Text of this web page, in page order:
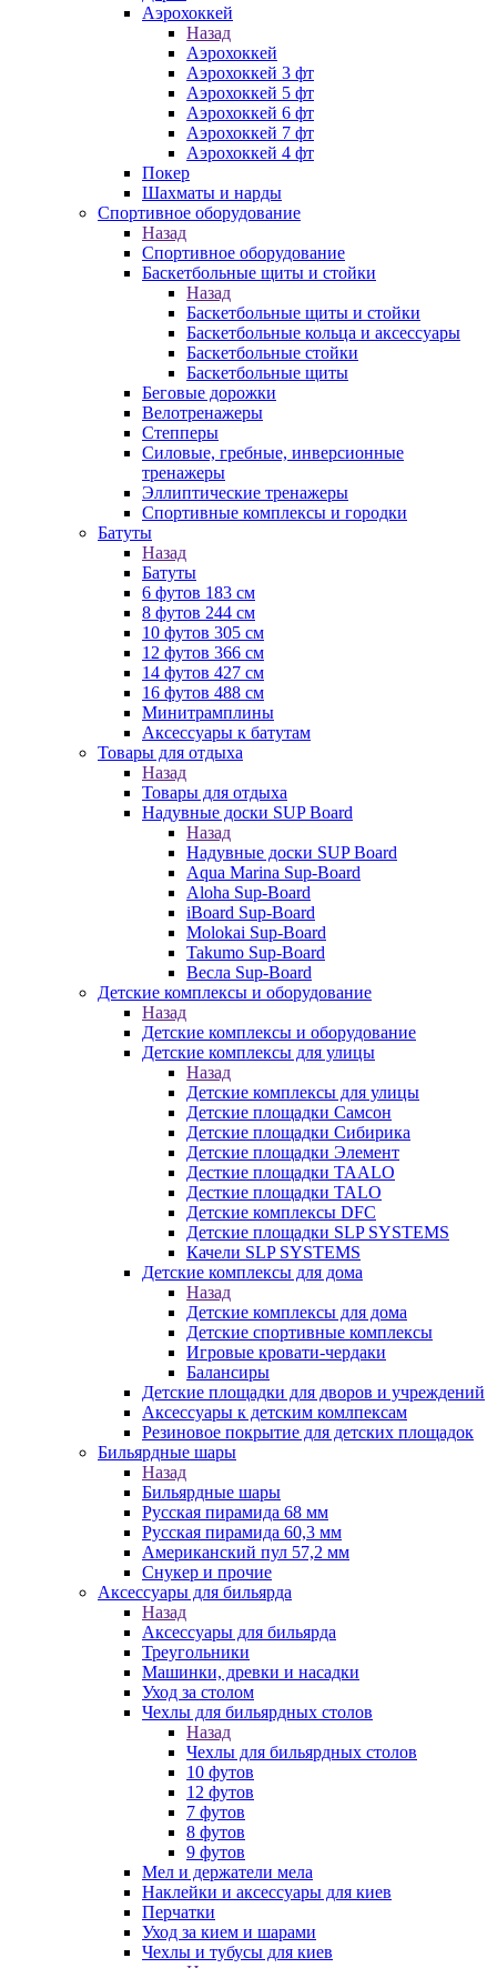
Аэрохоккей
Назад
Аэрохоккей
Аэрохоккей 3 фт
Аэрохоккей 5 фт
Аэрохоккей 6 фт
Аэрохоккей 7 фт
Аэрохоккей 4 фт
Покер
Шахматы и нарды
Спортивное оборудование
Назад
Спортивное оборудование
Баскетбольные щиты и стойки
Назад
Баскетбольные щиты и стойки
Баскетбольные кольца и аксессуары
Баскетбольные стойки
Баскетбольные щиты
Беговые дорожки
Велотренажеры
Степперы
Силовые, гребные, инверсионные
тренажеры
Эллиптические тренажеры
Спортивные комплексы и городки
Батуты
Назад
Батуты
6 футов 183 см
8 футов 244 см
10 футов 305 см
12 футов 366 см
14 футов 427 см
16 футов 488 см
Минитрамплины
Аксессуары к батутам
Товары для отдыха
Назад
Товары для отдыха
Надувные доски SUP Board
Назад
Надувные доски SUP Board
Aqua Marina Sup-Board
Aloha Sup-Board
iBoard Sup-Board
Molokai Sup-Board
Takumo Sup-Board
Весла Sup-Board
Детские комплексы и оборудование
Назад
Детские комплексы и оборудование
Детские комплексы для улицы
Назад
Детские комплексы для улицы
Детские площадки Самсон
Детские площадки Сибирика
Детские площадки Элемент
Десткие площадки TAALO
Десткие площадки TALO
Детские комплексы DFC
Детские площадки SLP SYSTEMS
Качели SLP SYSTEMS
Детские комплексы для дома
Назад
Детские комплексы для дома
Детские спортивные комплексы
Игровые кровати-чердаки
Балансиры
Детские площадки для дворов и учреждений
Аксессуары к детским комлпексам
Резиновое покрытие для детских площадок
Бильярдные шары
Назад
Бильярдные шары
Русская пирамида 68 мм
Русская пирамида 60,3 мм
Американский пул 57,2 мм
Снукер и прочие
Аксессуары для бильярда
Назад
Аксессуары для бильярда
Треугольники
Машинки, древки и насадки
Уход за столом
Чехлы для бильярдных столов
Назад
Чехлы для бильярдных столов
10 футов
12 футов
7 футов
8 футов
9 футов
Мел и держатели мела
Наклейки и аксессуары для киев
Перчатки
Уход за кием и шарами
Чехлы и тубусы для киев